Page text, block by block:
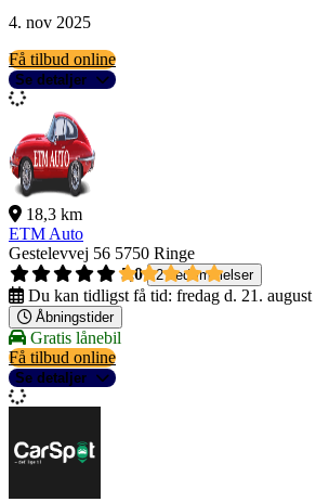
4. nov 2025
Få tilbud online
Se detaljer
18,3 km
ETM Auto
Gestelevvej 56 5750 Ringe
5,0
2 bedømmelser
Du kan tidligst få tid: fredag d. 21. august
Åbningstider
Gratis lånebil
Få tilbud online
Se detaljer